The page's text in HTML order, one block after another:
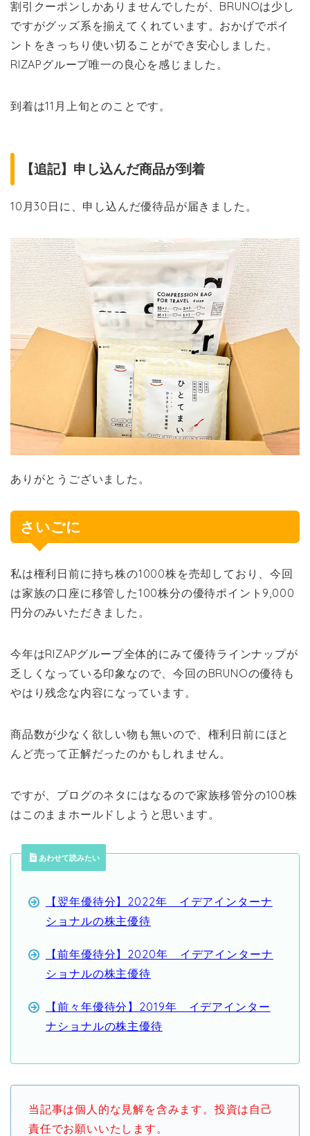
割引クーポンしかありませんでしたが、BRUNOは少し
ですがグッズ系を揃えてくれています。おかげでポイ
ントをきっちり使い切ることができ安心しました。
RIZAPグループ唯一の良心を感じました。
到着は11月上旬とのことです。
【追記】申し込んだ商品が到着
10月30日に、申し込んだ優待品が届きました。
ありがとうございました。
さいごに
私は権利日前に持ち株の1000株を売却しており、今回
は家族の口座に移管した100株分の優待ポイント9,000
円分のみいただきました。
今年はRIZAPグループ全体的にみて優待ラインナップが
乏しくなっている印象なので、今回のBRUNOの優待も
やはり残念な内容になっています。
商品数が少なく欲しい物も無いので、権利日前にほと
んど売って正解だったのかもしれません。
ですが、ブログのネタにはなるので家族移管分の100株
はこのままホールドしようと思います。
あわせて読みたい
【翌年優待分】2022年 イデアインターナ
ショナルの株主優待
【前年優待分】2020年 イデアインターナ
ショナルの株主優待
【前々年優待分】2019年 イデアインター
ナショナルの株主優待
当記事は個人的な見解を含みます。投資は自己
責任でお願いいたします。